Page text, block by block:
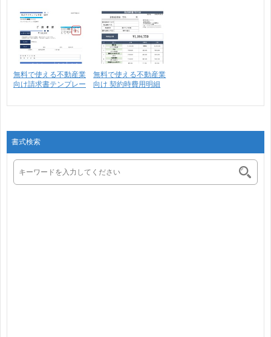
無料で使える不動産業
向け請求書テンプレー
無料で使える不動産業
向け 契約時費用明細
書式検索